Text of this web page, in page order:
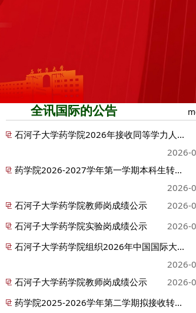
全讯国际的公告
石河子大学药学院2026年接收同等学力人...
2026-
药学院2026-2027学年第一学期本科生转...
2026-
石河子大学药学院教师岗成绩公示
2026-
石河子大学药学院实验岗成绩公示
2026-
石河子大学药学院组织2026年中国国际大...
2026-
石河子大学药学院教师岗成绩公示
2026-
药学院2025-2026学年第二学期拟接收转...